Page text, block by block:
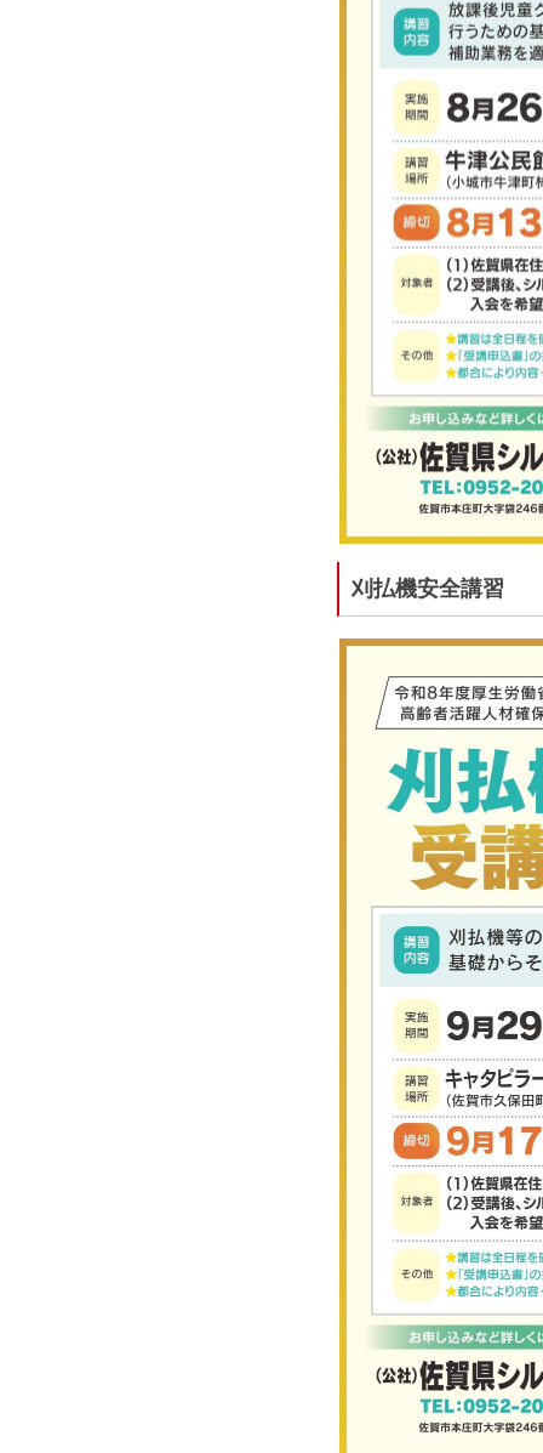
刈払機安全講習